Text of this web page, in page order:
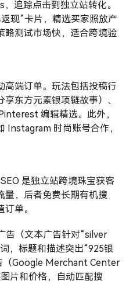
追踪点击到独立站转化。
现”卡片，精选买家照放产
略测试市场快，适合跨境验
高端订单。玩法包括投稿行
东方元素银项链故事）、
编辑精选。此外，
Instagram 时尚账号合作，
是独立站跨境珠宝获客
量，后者免费长期有机搜
单。
告（文本广告针对“silver
，标题和描述突出“925银
（Google Merchant Center
片和价格，自动匹配搜